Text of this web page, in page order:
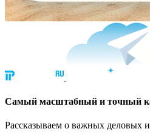
Cамый масштабный и точный
Рассказываем о важных деловых